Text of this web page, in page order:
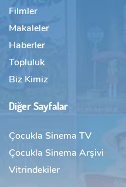
Filmler
Makaleler
Haberler
Topluluk
Biz Kimiz
Diğer Sayfalar
Çocukla Sinema TV
Çocukla Sinema Arşivi
Vitrindekiler